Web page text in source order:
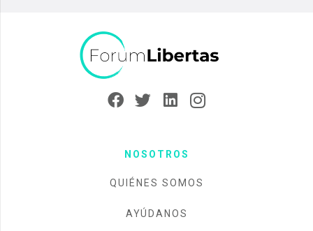
NOSOTROS
QUIÉNES SOMOS
AYÚDANOS